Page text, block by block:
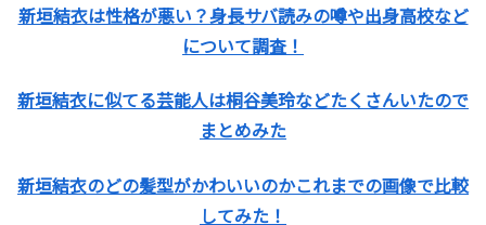
新垣結衣は性格が悪い？身長サバ読みの噂や出身高校など
について調査！
新垣結衣に似てる芸能人は桐谷美玲などたくさんいたので
まとめみた
新垣結衣のどの髪型がかわいいのかこれまでの画像で比較
してみた！